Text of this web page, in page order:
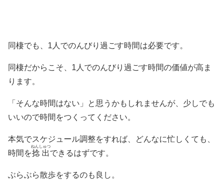
同棲でも、1人でのんびり過ごす時間は必要です。
同棲だからこそ、1人でのんびり過ごす時間の価値が高ま
ります。
「そんな時間はない」と思うかもしれませんが、少しでも
いいので時間をつくってください。
本気でスケジュール調整をすれば、どんなに忙しくても、
時間を捻出
ねんしゅつ
できるはずです。
ぶらぶら散歩をするのも良し。